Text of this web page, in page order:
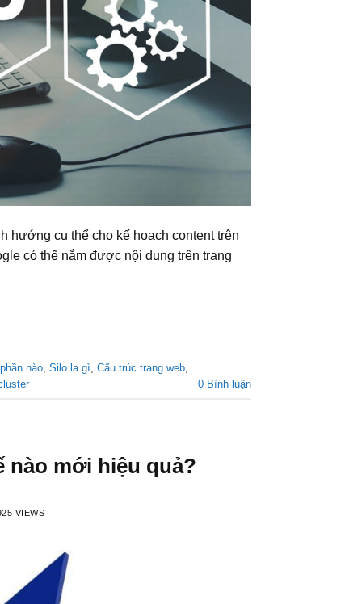
hướng cụ thể cho kế hoạch content trên
có thể nắm được nội dung trên trang
nào, Silo la gì Cấu trúc trang web,
0 Bình luận
nào mới hiệu quả?
VIEWS